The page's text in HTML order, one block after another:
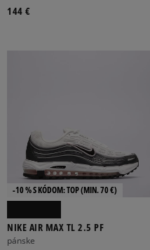
144 €
-10 % S KÓDOM: TOP (MIN. 70 €)
NIKE AIR MAX TL 2.5 PF
pánske